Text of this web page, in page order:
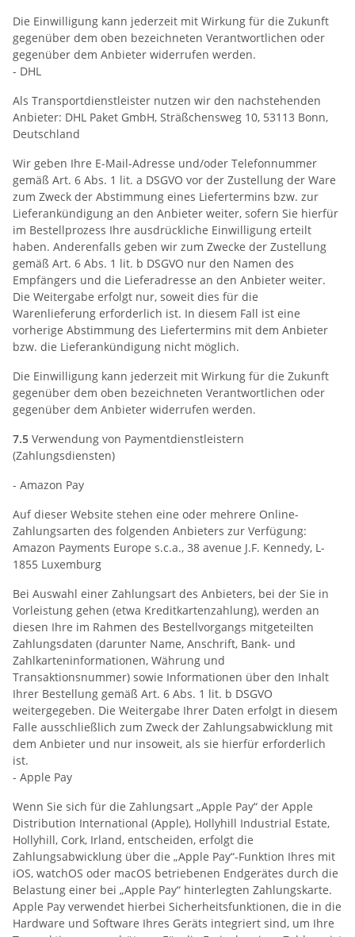
Die Einwilligung kann jederzeit mit Wirkung für die Zukunft
gegenüber dem oben bezeichneten Verantwortlichen oder
gegenüber dem Anbieter widerrufen werden.
- DHL
Als Transportdienstleister nutzen wir den nachstehenden
Anbieter: DHL Paket GmbH, Sträßchensweg 10, 53113 Bonn,
Deutschland
Wir geben Ihre E-Mail-Adresse und/oder Telefonnummer
gemäß Art. 6 Abs. 1 lit. a DSGVO vor der Zustellung der Ware
zum Zweck der Abstimmung eines Liefertermins bzw. zur
Lieferankündigung an den Anbieter weiter, sofern Sie hierfür
im Bestellprozess Ihre ausdrückliche Einwilligung erteilt
haben. Anderenfalls geben wir zum Zwecke der Zustellung
gemäß Art. 6 Abs. 1 lit. b DSGVO nur den Namen des
Empfängers und die Lieferadresse an den Anbieter weiter.
Die Weitergabe erfolgt nur, soweit dies für die
Warenlieferung erforderlich ist. In diesem Fall ist eine
vorherige Abstimmung des Liefertermins mit dem Anbieter
bzw. die Lieferankündigung nicht möglich.
Die Einwilligung kann jederzeit mit Wirkung für die Zukunft
gegenüber dem oben bezeichneten Verantwortlichen oder
gegenüber dem Anbieter widerrufen werden.
7.5 Verwendung von Paymentdienstleistern
(Zahlungsdiensten)
- Amazon Pay
Auf dieser Website stehen eine oder mehrere Online-
Zahlungsarten des folgenden Anbieters zur Verfügung:
Amazon Payments Europe s.c.a., 38 avenue J.F. Kennedy, L-
1855 Luxemburg
Bei Auswahl einer Zahlungsart des Anbieters, bei der Sie in
Vorleistung gehen (etwa Kreditkartenzahlung), werden an
diesen Ihre im Rahmen des Bestellvorgangs mitgeteilten
Zahlungsdaten (darunter Name, Anschrift, Bank- und
Zahlkarteninformationen, Währung und
Transaktionsnummer) sowie Informationen über den Inhalt
Ihrer Bestellung gemäß Art. 6 Abs. 1 lit. b DSGVO
weitergegeben. Die Weitergabe Ihrer Daten erfolgt in diesem
Falle ausschließlich zum Zweck der Zahlungsabwicklung mit
dem Anbieter und nur insoweit, als sie hierfür erforderlich
ist.
- Apple Pay
Wenn Sie sich für die Zahlungsart „Apple Pay“ der Apple
Distribution International (Apple), Hollyhill Industrial Estate,
Hollyhill, Cork, Irland, entscheiden, erfolgt die
Zahlungsabwicklung über die „Apple Pay“-Funktion Ihres mit
iOS, watchOS oder macOS betriebenen Endgerätes durch die
Belastung einer bei „Apple Pay“ hinterlegten Zahlungskarte.
Apple Pay verwendet hierbei Sicherheitsfunktionen, die in die
Hardware und Software Ihres Geräts integriert sind, um Ihre